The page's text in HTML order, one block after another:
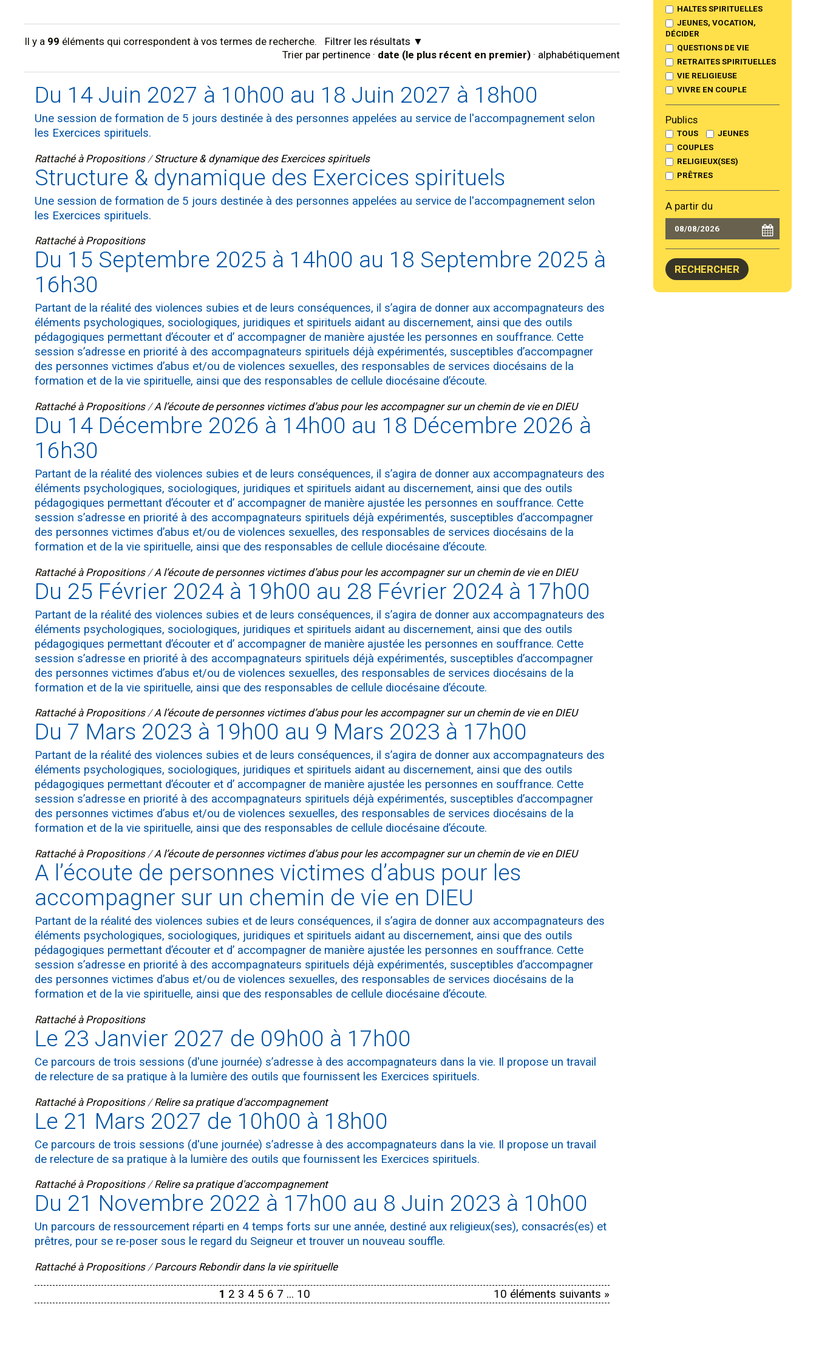
Il y a 99 éléments qui correspondent à vos termes de recherche.
Filtrer les résultats
Trier par pertinence · date (le plus récent en premier) · alphabétiquement
Du 14 Juin 2027 à 10h00 au 18 Juin 2027 à 18h00
Une session de formation de 5 jours destinée à des personnes appelées au service de l'accompagnement selon
les Exercices spirituels.
Rattaché à Propositions /Structure & dynamique des Exercices spirituels
Structure & dynamique des Exercices spirituels
Une session de formation de 5 jours destinée à des personnes appelées au service de l'accompagnement selon
les Exercices spirituels.
Rattaché à Propositions
Du 15 Septembre 2025 à 14h00 au 18 Septembre 2025 à
16h30
Partant de la réalité des violences subies et de leurs conséquences, il s’agira de donner aux accompagnateurs des
éléments psychologiques, sociologiques, juridiques et spirituels aidant au discernement, ainsi que des outils
pédagogiques permettant d’écouter et d’ accompagner de manière ajustée les personnes en souffrance. Cette
session s’adresse en priorité à des accompagnateurs spirituels déjà expérimentés, susceptibles d’accompagner
des personnes victimes d’abus et/ou de violences sexuelles, des responsables de services diocésains de la
formation et de la vie spirituelle, ainsi que des responsables de cellule diocésaine d’écoute.
Rattaché à Propositions /A l’écoute de personnes victimes d’abus pour les accompagner sur un chemin de vie en DIEU
Du 14 Décembre 2026 à 14h00 au 18 Décembre 2026 à
16h30
Partant de la réalité des violences subies et de leurs conséquences, il s’agira de donner aux accompagnateurs des
éléments psychologiques, sociologiques, juridiques et spirituels aidant au discernement, ainsi que des outils
pédagogiques permettant d’écouter et d’ accompagner de manière ajustée les personnes en souffrance. Cette
session s’adresse en priorité à des accompagnateurs spirituels déjà expérimentés, susceptibles d’accompagner
des personnes victimes d’abus et/ou de violences sexuelles, des responsables de services diocésains de la
formation et de la vie spirituelle, ainsi que des responsables de cellule diocésaine d’écoute.
Rattaché à Propositions /A l’écoute de personnes victimes d’abus pour les accompagner sur un chemin de vie en DIEU
Du 25 Février 2024 à 19h00 au 28 Février 2024 à 17h00
Partant de la réalité des violences subies et de leurs conséquences, il s’agira de donner aux accompagnateurs des
éléments psychologiques, sociologiques, juridiques et spirituels aidant au discernement, ainsi que des outils
pédagogiques permettant d’écouter et d’ accompagner de manière ajustée les personnes en souffrance. Cette
session s’adresse en priorité à des accompagnateurs spirituels déjà expérimentés, susceptibles d’accompagner
des personnes victimes d’abus et/ou de violences sexuelles, des responsables de services diocésains de la
formation et de la vie spirituelle, ainsi que des responsables de cellule diocésaine d’écoute.
Rattaché à Propositions /A l’écoute de personnes victimes d’abus pour les accompagner sur un chemin de vie en DIEU
Du 7 Mars 2023 à 19h00 au 9 Mars 2023 à 17h00
Partant de la réalité des violences subies et de leurs conséquences, il s’agira de donner aux accompagnateurs des
éléments psychologiques, sociologiques, juridiques et spirituels aidant au discernement, ainsi que des outils
pédagogiques permettant d’écouter et d’ accompagner de manière ajustée les personnes en souffrance. Cette
session s’adresse en priorité à des accompagnateurs spirituels déjà expérimentés, susceptibles d’accompagner
des personnes victimes d’abus et/ou de violences sexuelles, des responsables de services diocésains de la
formation et de la vie spirituelle, ainsi que des responsables de cellule diocésaine d’écoute.
Rattaché à Propositions /A l’écoute de personnes victimes d’abus pour les accompagner sur un chemin de vie en DIEU
A l’écoute de personnes victimes d’abus pour les
accompagner sur un chemin de vie en DIEU
Partant de la réalité des violences subies et de leurs conséquences, il s’agira de donner aux accompagnateurs des
éléments psychologiques, sociologiques, juridiques et spirituels aidant au discernement, ainsi que des outils
pédagogiques permettant d’écouter et d’ accompagner de manière ajustée les personnes en souffrance. Cette
session s’adresse en priorité à des accompagnateurs spirituels déjà expérimentés, susceptibles d’accompagner
des personnes victimes d’abus et/ou de violences sexuelles, des responsables de services diocésains de la
formation et de la vie spirituelle, ainsi que des responsables de cellule diocésaine d’écoute.
Rattaché à Propositions
Le 23 Janvier 2027 de 09h00 à 17h00
Ce parcours de trois sessions (d'une journée) s’adresse à des accompagnateurs dans la vie. Il propose un travail
de relecture de sa pratique à la lumière des outils que fournissent les Exercices spirituels.
Rattaché à Propositions /Relire sa pratique d'accompagnement
Le 21 Mars 2027 de 10h00 à 18h00
Ce parcours de trois sessions (d'une journée) s’adresse à des accompagnateurs dans la vie. Il propose un travail
de relecture de sa pratique à la lumière des outils que fournissent les Exercices spirituels.
Rattaché à Propositions /Relire sa pratique d'accompagnement
Du 21 Novembre 2022 à 17h00 au 8 Juin 2023 à 10h00
Un parcours de ressourcement réparti en 4 temps forts sur une année, destiné aux religieux(ses), consacrés(es) et
prêtres, pour se re-poser sous le regard du Seigneur et trouver un nouveau souffle.
Rattaché à Propositions /Parcours Rebondir dans la vie spirituelle
10 éléments suivants »
1 2 3 4 5 6 7 ... 10
HALTES SPIRITUELLES
JEUNES, VOCATION,
DÉCIDER
QUESTIONS DE VIE
RETRAITES SPIRITUELLES
VIE RELIGIEUSE
VIVRE EN COUPLE
Publics
TOUS
JEUNES
COUPLES
RELIGIEUX(SES)
PRÊTRES
A partir du